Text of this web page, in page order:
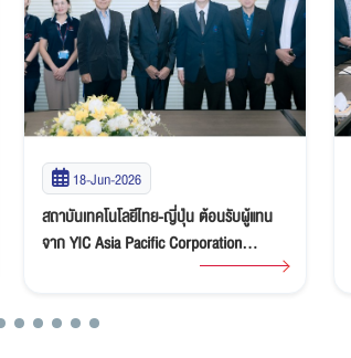
11-Jun-2026
สถาบันเทคโนโลยีไทย-ญี่ปุ่น ลงนาม MOU
กับ บริษัท มโหฬาร จำกัด สร้างโอกาสการ
เรียนรู้และการทำงานแห่งอนาคต